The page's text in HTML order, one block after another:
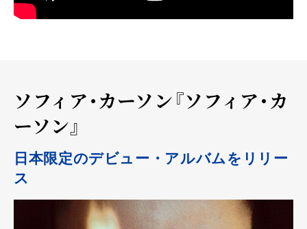
ソフィア・カーソン『ソフィア・カ
ーソン』
日本限定のデビュー・アルバムをリリー
ス